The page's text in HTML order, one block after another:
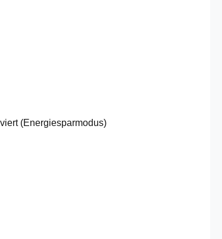
(Energiesparmodus)